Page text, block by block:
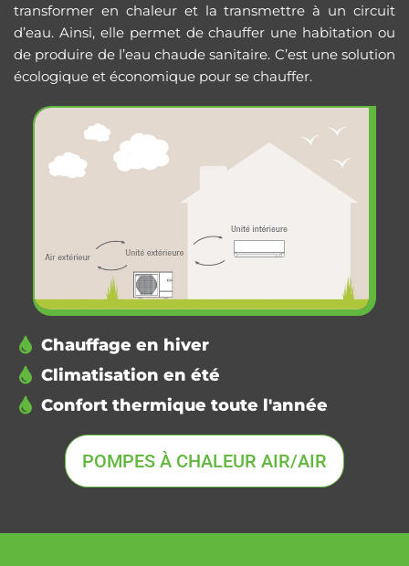
transformer en chaleur et la transmettre à un circuit
d’eau. Ainsi, elle permet de chauffer une habitation ou
de produire de l’eau chaude sanitaire. C’est une solution
écologique et économique pour se chauffer.
Chauffage en hiver
Climatisation en été
Confort thermique toute l'année
POMPES À CHALEUR AIR/AIR